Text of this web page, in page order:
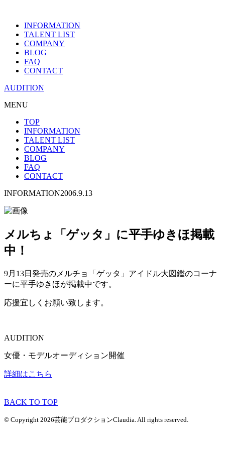
INFORMATION
TALENT LIST
COMPANY
BLOG
FAQ
CONTACT
AUDITION
MENU
TOP
INFORMATION
TALENT LIST
COMPANY
BLOG
FAQ
CONTACT
INFORMATION2006.9.13
メルちょ「ゲッタ」に平手ゆきほ掲載
中！
9月13日発売のメルチョ「ゲッタ」アイドル大図鑑のコーナ
ーに平手ゆきほが掲載中です。
応援宜しくお願い致します。
AUDITION
女優・モデルオーディション開催
詳細はこちら
BACK TO TOP
© Copyright 2026芸能プロダクションClaudia. All rights reserved.